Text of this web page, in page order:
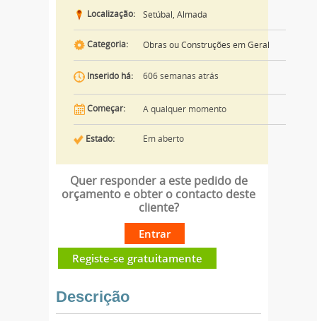
Localização: Setúbal, Almada
Categoria: Obras ou Construções em Geral
Inserido há: 606 semanas atrás
Começar: A qualquer momento
Estado: Em aberto
Quer responder a este pedido de
orçamento e obter o contacto deste
cliente?
Entrar
Registe-se gratuitamente
Descrição